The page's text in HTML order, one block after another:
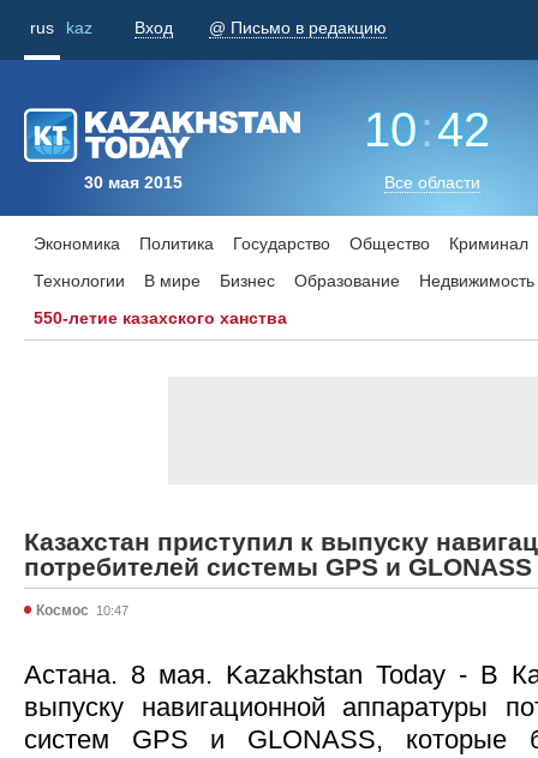
rus kaz Вход @ Письмо в редакцию
30 мая 2015
10:42
Все области
Экономика Политика Государство Общество
Криминал
Технологии
В мире Бизнес Образование
Недвижимость
550-летие казахского ханства
Казахстан приступил к выпуску
потребителей системы GPS и GLONASS
Космос 10:47
Астана. 8 мая. Kazakhstan Today - В
выпуску навигационной аппаратуры
систем GPS и GLONASS, которые